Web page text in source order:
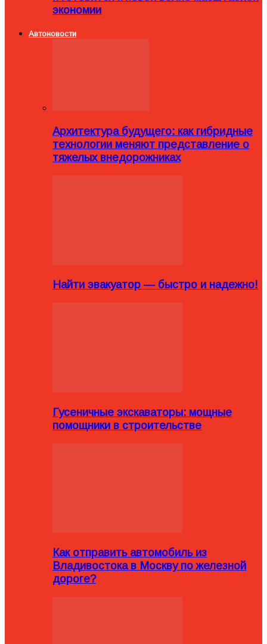
экономии
Автоновости
Архитектура будущего: как гибридные
технологии меняют представление о
тяжелых внедорожниках
Найти эвакуатор — быстро и надежно!
Гусеничные экскаваторы: мощные
помощники в строительстве
Как отправить автомобиль из
Владивостока в Москву по железной
дороге?